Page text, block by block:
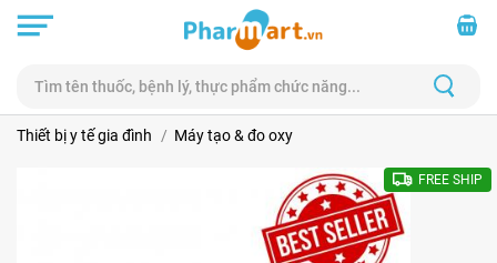
Thiết bị y tế gia đình Máy tạo & đo oxy
FREE SHIP